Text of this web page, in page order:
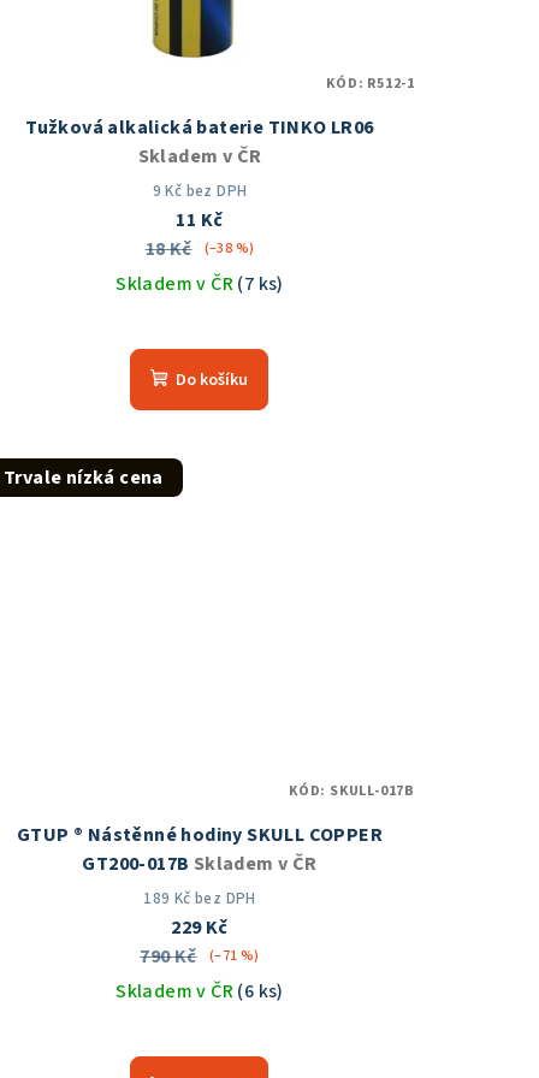
Tužková alkalická baterie TINKO LR06
Skladem v ČR
9 Kč bez DPH
11 Kč
18 Kč
(–38 %)
Skladem v ČR(7 ks)
Do košíku
KÓD: R512-1
Trvale nízká cena
GTUP ® Nástěnné hodiny SKULL COPPER
GT200-017B Skladem v ČR
189 Kč bez DPH
229 Kč
790 Kč
(–71 %)
Skladem v ČR(6 ks)
hodnocení
KÓD: SKULL-017B